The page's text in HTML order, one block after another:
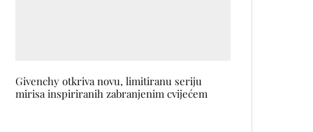
Givenchy otkriva novu, limitiranu seriju
mirisa inspiriranih zabranjenim cvijećem